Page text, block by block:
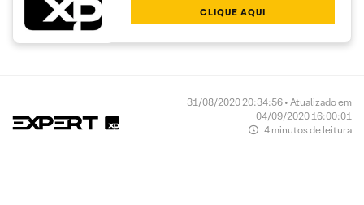
CLIQUE AQUI
31/08/2020 20:34:56 • Atualizado em
04/09/2020 16:00:01
4 minutos de leitura